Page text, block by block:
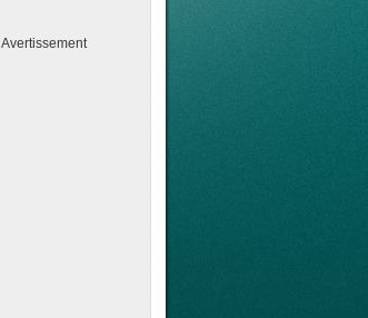
Avertissement